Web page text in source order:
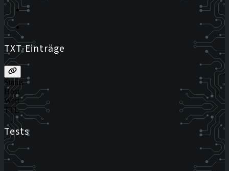
TXT-Einträge
Status
Host
Wert
TTL
Tests